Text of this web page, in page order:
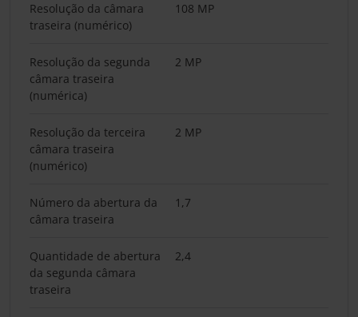
Resolução da câmara
traseira (numérico)
108 MP
Resolução da segunda
câmara traseira
(numérica)
2 MP
Resolução da terceira
câmara traseira
(numérico)
2 MP
Número da abertura da
câmara traseira
1,7
Quantidade de abertura
da segunda câmara
traseira
2,4